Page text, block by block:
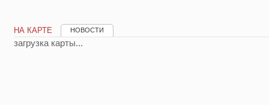
НА КАРТЕ НОВОСТИ
загрузка карты...